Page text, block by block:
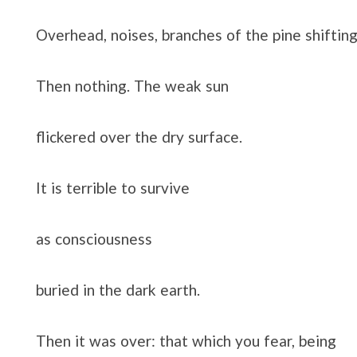
Overhead, noises, branches of the pine
Then nothing. The weak sun
flickered over the dry surface.
It is terrible to survive
as consciousness
buried in the dark earth.
Then it was over: that which you fear, being